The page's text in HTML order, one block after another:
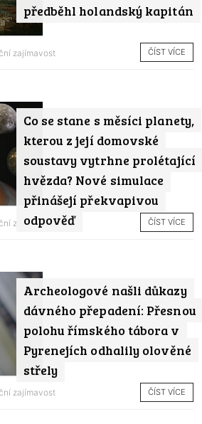
předběhl holandský kapitán
zajímavost ČÍST VÍCE
Co se stane s měsíci planety,
kterou z její domovské
soustavy vytrhne prolétající
hvězda? Nové simulace
přinášejí překvapivou
odpověď
zajímavost ČÍST VÍCE
Archeologové našli důkazy
dávného přepadení: Přesnou
polohu římského tábora v
Pyrenejích odhalily olověné
střely
zajímavost ČÍST VÍCE